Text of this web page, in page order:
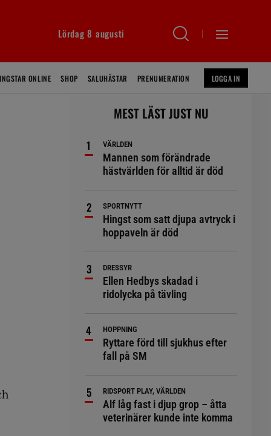
Lördag 8 augusti
ONLINE SHOP SALUHÄSTAR PRENUMERATION LOGGA IN
MEST LÄST JUST NU
VÄRLDEN
Mannen som förändrade
hästvärlden för alltid är död
SPORTNYTT
Hingst som satt djupa avtryck i
hoppaveln är död
DRESSYR
Ellen Hedbys skadad i
ridolycka på tävling
HOPPNING
Ryttare förd till sjukhus efter
fall på SM
RIDSPORT PLAY, VÄRLDEN
Alf låg fast i djup grop – åtta
veterinärer kunde inte komma